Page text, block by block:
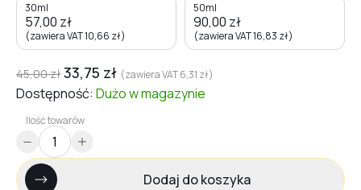
30ml
57,00 zł
(zawiera VAT10,66 zł)
50ml
90,00 zł
(zawiera VAT16,83 zł)
45,00zł 33,75 zł (zawiera VAT6,31 zł)
Dostępność: Dużow magazynie
Ilość towarów
Dodaj do koszyka